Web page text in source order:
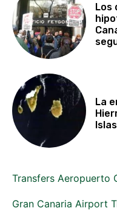
Los
La
Transfers Aeropuerto
Gran Canaria Airport